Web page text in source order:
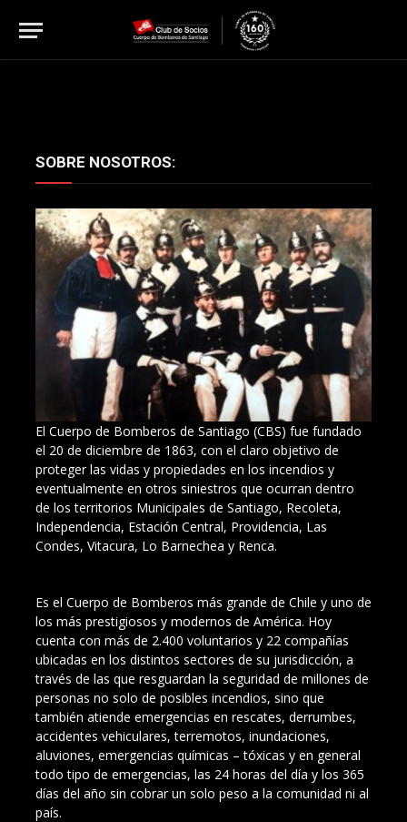
SOBRE NOSOTROS:
El Cuerpo de Bomberos de Santiago (CBS) fue fundado
el 20 de diciembre de 1863, con el claro objetivo de
proteger las vidas y propiedades en los incendios y
eventualmente en otros siniestros que ocurran dentro
de los territorios Municipales de Santiago, Recoleta,
Independencia, Estación Central, Providencia, Las
Condes, Vitacura, Lo Barnechea y Renca.
Es el Cuerpo de Bomberos más grande de Chile y uno de
los más prestigiosos y modernos de América. Hoy
cuenta con más de 2.400 voluntarios y 22 compañías
ubicadas en los distintos sectores de su jurisdicción, a
través de las que resguardan la seguridad de millones de
personas no solo de posibles incendios, sino que
también atiende emergencias en rescates, derrumbes,
accidentes vehiculares, terremotos, inundaciones,
aluviones, emergencias químicas – tóxicas y en general
todo tipo de emergencias, las 24 horas del día y los 365
días del año sin cobrar un solo peso a la comunidad ni al
país.